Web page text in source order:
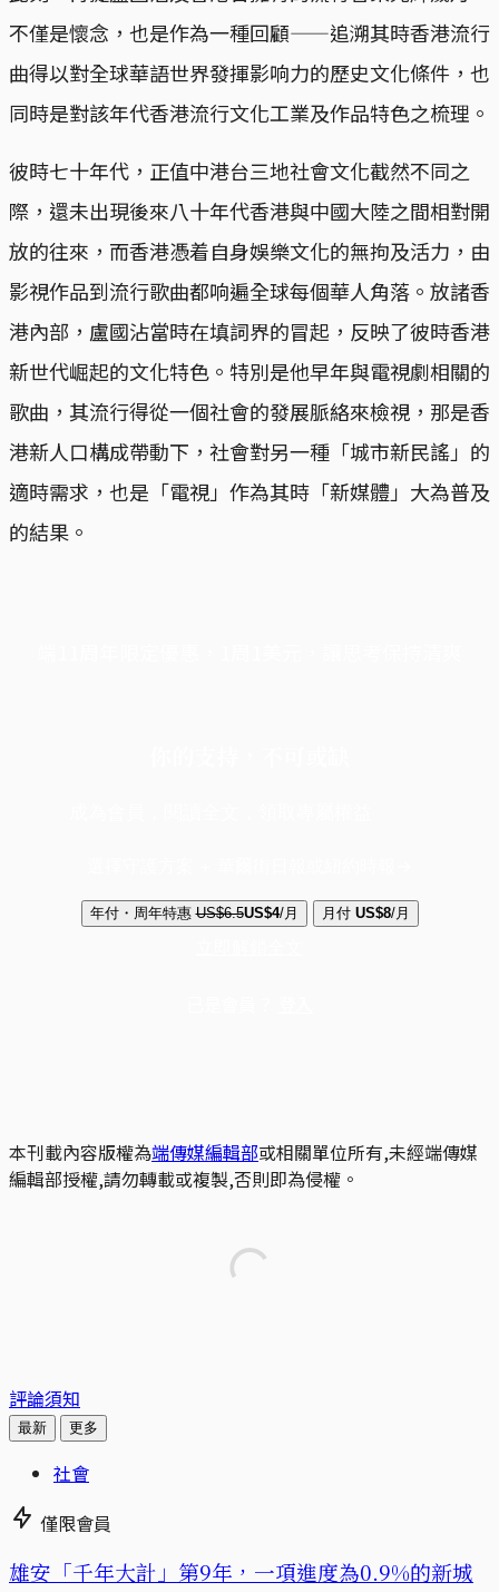
不僅是懷念，也是作為一種回顧——追溯其時香港流行
曲得以對全球華語世界發揮影响力的歷史文化條件，也
同時是對該年代香港流行文化工業及作品特色之梳理。
彼時七十年代，正值中港台三地社會文化截然不同之
際，還未出現後來八十年代香港與中國大陸之間相對開
放的往來，而香港憑着自身娛樂文化的無拘及活力，由
影視作品到流行歌曲都响遍全球每個華人角落。放諸香
港內部，盧國沾當時在填詞界的冒起，反映了彼時香港
新世代崛起的文化特色。特別是他早年與電視劇相關的
歌曲，其流行得從一個社會的發展脈絡來檢視，那是香
港新人口構成帶動下，社會對另一種「城市新民謠」的
適時需求，也是「電視」作為其時「新媒體」大為普及
的結果。
年付・周年特惠 US$6.5US$4/月 月付 US$8/月
本刊載內容版權為端傳媒編輯部或相關單位所有,未經端傳媒
編輯部授權,請勿轉載或複製,否則即為侵權。
評論須知
最新 更多
社會
僅限會員
​​雄安「千年大計」第9年，一項進度為0.9%的新城